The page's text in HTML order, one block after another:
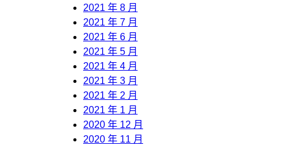
2021 年 8 月
2021 年 7 月
2021 年 6 月
2021 年 5 月
2021 年 4 月
2021 年 3 月
2021 年 2 月
2021 年 1 月
2020 年 12 月
2020 年 11 月